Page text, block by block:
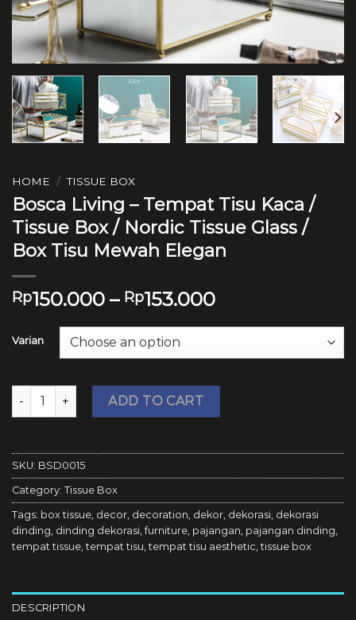
HOME / TISSUE BOX
Bosca Living – Tempat Tisu Kaca /
Tissue Box / Nordic Tissue Glass /
Box Tisu Mewah Elegan
Rp150.000 – Rp153.000
Varian
Bosca Living - Tempat Tisu Kaca / Tissue Box / Nordic
ADD TO CART
SKU: BSD0015
Category: Tissue Box
Tags: box tissue decor decoration dekor dekorasi dekorasi
dinding dinding dekorasi ,furniture pajangan pajangan dinding
tempat tissue ,tempat tisu ,tempat tisu aesthetic ,tissue box
DESCRIPTION